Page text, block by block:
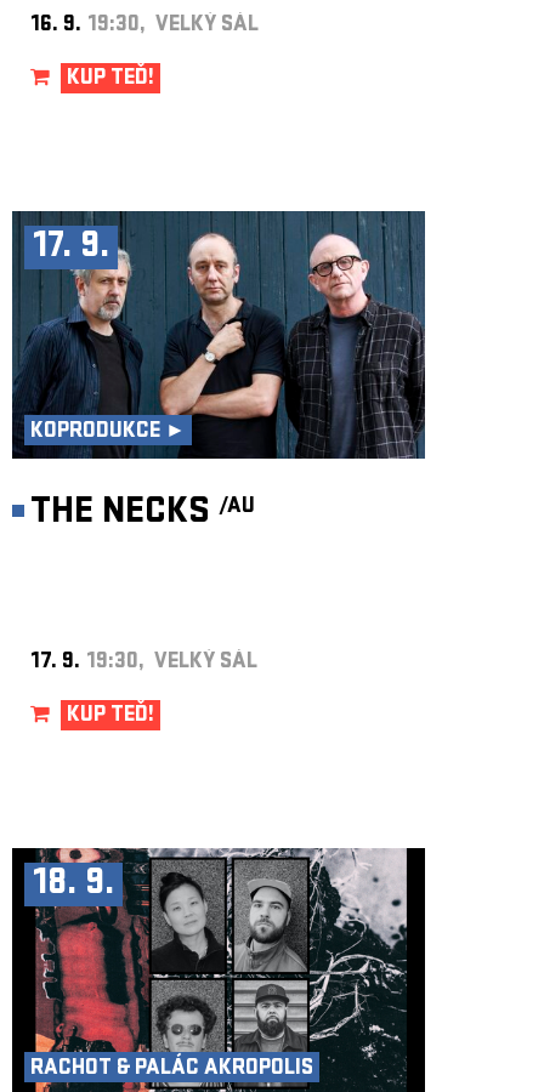
16. 9. 19:30, VELKÝ SÁL
KUP TEĎ!
17. 9.
KOPRODUKCE ►
THE NECKS /AU
17. 9. 19:30, VELKÝ SÁL
KUP TEĎ!
18. 9.
RACHOT & PALÁC AKROPOLIS